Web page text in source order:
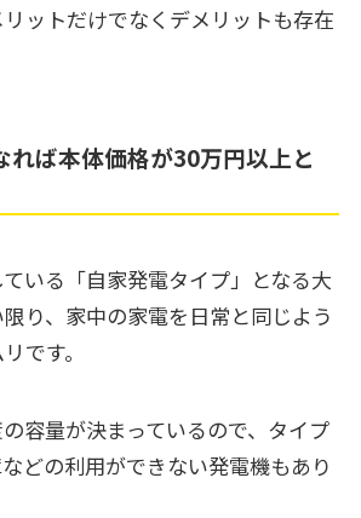
ットだけでなくデメリットも存在
れば本体価格が30万円以上と
いる「自家発電タイプ」となる大
り、家中の家電を日常と同じよう
です。
容量が決まっているので、タイプ
どの利用ができない発電機もあり